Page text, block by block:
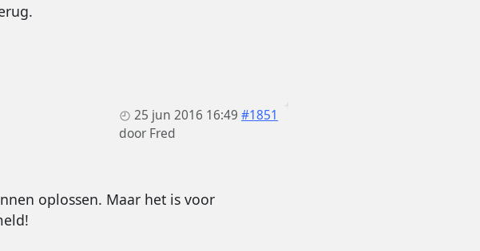
25 jun 2016 16:49 #1851
door Fred
oplossen. Maar het is voor